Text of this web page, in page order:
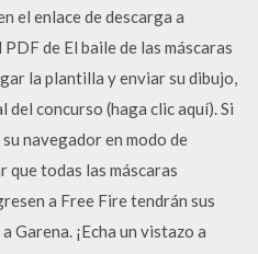
el enlace de descarga a
de El baile de las máscaras
la plantilla y enviar su dibujo,
concurso (haga clic aquí). Si
navegador en modo de
todas las máscaras
a Free Fire tendrán sus
Garena. ¡Echa un vistazo a